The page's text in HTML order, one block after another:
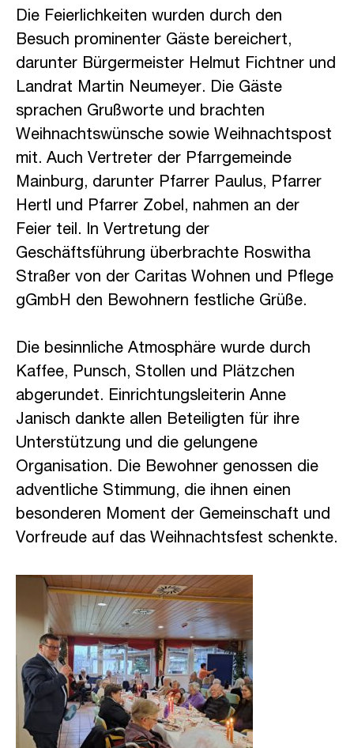
Die Feierlichkeiten wurden durch den
Besuch prominenter Gäste bereichert,
darunter Bürgermeister Helmut Fichtner und
Landrat Martin Neumeyer. Die Gäste
sprachen Grußworte und brachten
Weihnachtswünsche sowie Weihnachtspost
mit. Auch Vertreter der Pfarrgemeinde
Mainburg, darunter Pfarrer Paulus, Pfarrer
Hertl und Pfarrer Zobel, nahmen an der
Feier teil. In Vertretung der
Geschäftsführung überbrachte Roswitha
Straßer von der Caritas Wohnen und Pflege
gGmbH den Bewohnern festliche Grüße.
Die besinnliche Atmosphäre wurde durch
Kaffee, Punsch, Stollen und Plätzchen
abgerundet. Einrichtungsleiterin Anne
Janisch dankte allen Beteiligten für ihre
Unterstützung und die gelungene
Organisation. Die Bewohner genossen die
adventliche Stimmung, die ihnen einen
besonderen Moment der Gemeinschaft und
Vorfreude auf das Weihnachtsfest schenkte.